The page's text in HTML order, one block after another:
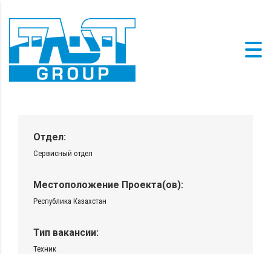
Отдел:
Сервисный отдел
Местоположение Проекта(ов):
Республика Казахстан
Тип вакансии:
Техник